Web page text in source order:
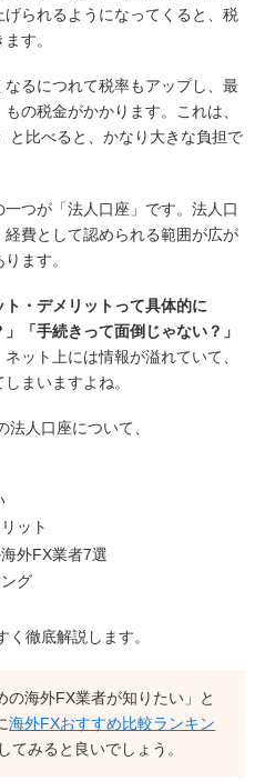
られるようになってくると、税
す。
るにつれて税率もアップし、最
の税金がかかります。これは、
と比べると、かなり大きな負担で
つが「法人口座」です。法人口
費として認められる範囲が広が
ます。
ト・デメリットって具体的に
「手続きって面倒じゃない？」
ット上には情報が溢れていて、
まいますよね。
人口座について、
ット
外FX業者7選
グ
徹底解説します。
の海外FX業者が知りたい」と
海外FXおすすめ比較ランキン
てみると良いでしょう。